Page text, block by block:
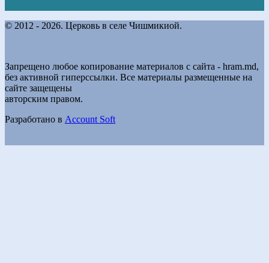
© 2012 - 2026. Церковь в селе Чишмикиой.
Запрещено любое копирование материалов с сайта - hram.md,
без активной гиперссылки. Все материалы размещенные на
сайте защещены
авторским правом.
Разработано в Account Soft